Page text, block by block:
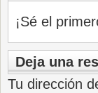
¡Sé el
Deja una
Tu dirección